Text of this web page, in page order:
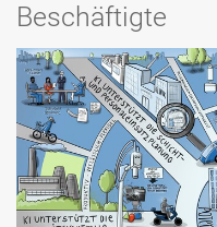
Beschäftigte